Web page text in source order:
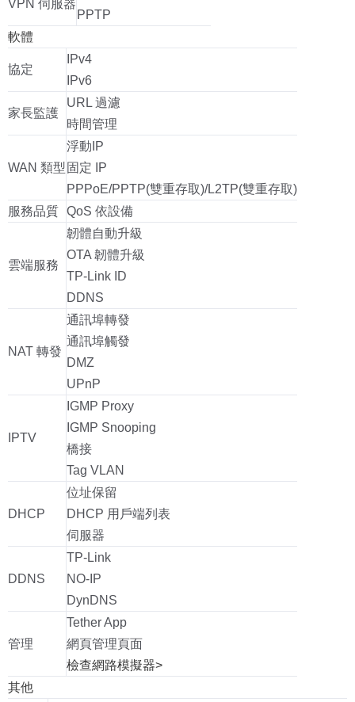
VPN 伺服器
PPTP
軟體
協定
IPv4
IPv6
家長監護
URL 過濾
時間管理
WAN 類型
浮動IP
固定 IP
PPPoE/PPTP(雙重存取)/L2TP(雙重存取)
服務品質 QoS 依設備
雲端服務
韌體自動升級
OTA 韌體升級
TP-Link ID
DDNS
NAT 轉發
通訊埠轉發
通訊埠觸發
DMZ
UPnP
IPTV
IGMP Proxy
IGMP Snooping
橋接
Tag VLAN
DHCP
位址保留
DHCP 用戶端列表
伺服器
DDNS
TP-Link
NO-IP
DynDNS
管理
Tether App
網頁管理頁面
檢查網路模擬器>
其他